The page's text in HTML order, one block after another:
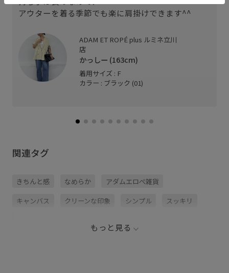
アウターを着る季節でも楽に肩掛けできます^^
ADAM ET ROPÉ plus ルミネ立川
店
かっしー (163cm)
着用サイズ : F
カラー : ブラック (01)
関連タグ
きちんと感 なめらか アダムエロぺ雑貨
キャンバス クリーンな印象 シンプル スッキリ
もっと見る